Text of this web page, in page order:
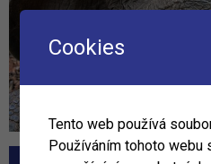
Cookies
Tento web používá
Používáním tohoto webu